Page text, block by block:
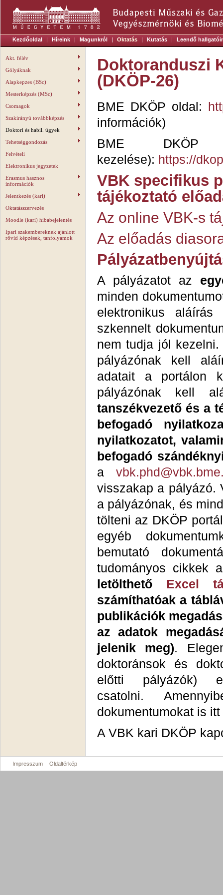
Kezdőoldal | Híreink | Magunkról | Oktatás | Kutatás | Leendő
Akt. félév
Gólyáknak
Alapkepzes (BSc)
Mesterképzés (MSc)
Csomagok
Szakirányú továbbképzés
Doktori és habil. ügyek
Tehetséggondozás
Felvételi
Elektronikus jegyzetek
Erasmus hasznos
információk
Jelentkezés (kari)
Oktatásszervezés
Moodle (kari) hibabejelentés
Ipari szakembereknek ajánlott
rövid képzések, tanfolyamok
Doktoranduszi
(DKÖP-26)
BME DKÖP oldal:
információk)
BME DKÖP
kezelése): https://
VBK specifikus
tájékoztató
Az online VBK-s
Az előadás
A pályázatot az
minden
elektronikus
szkennelt
nem tudja jól kezelni.
pályázónak kell
adatait a portálon
pályázónak kell
tanszékvezető és a
befogadó
nyilatkozatot,
befogadó
a
visszakap a pályázó.
a pályázónak, és
tölteni az DKÖP
egyéb
bemutató
tudományos cikkek
letölthető Excel
számíthatóak a
publikációk
az adatok
jelenik meg).
doktoránsok és
előtti pályázók)
csatolni.
dokumentumokat is
A VBK kari DKÖP
Impresszum Oldaltérkép